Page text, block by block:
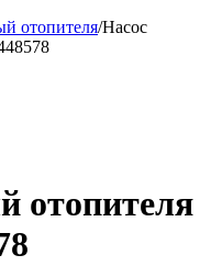
отопителя/Насос
отопителя